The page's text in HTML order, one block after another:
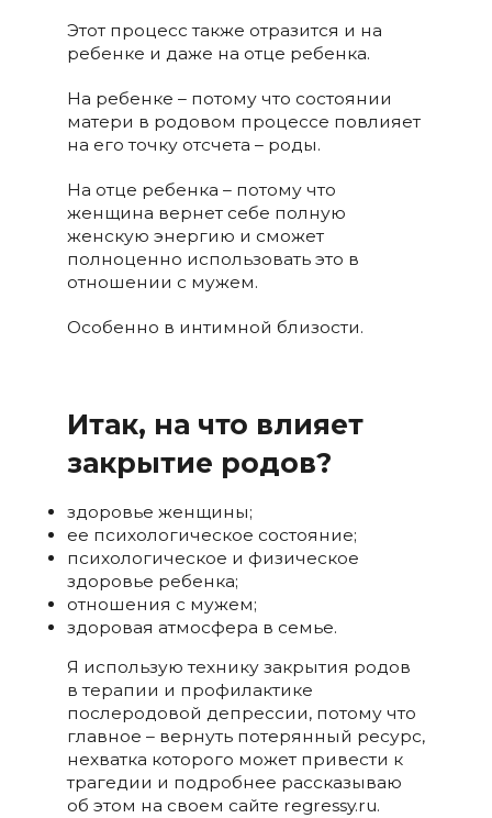
Этот процесс также отразится и на
ребенке и даже на отце ребенка.
На ребенке – потому что состоянии
матери в родовом процессе повлияет
на его точку отсчета – роды.
На отце ребенка – потому что
женщина вернет себе полную
женскую энергию и сможет
полноценно использовать это в
отношении с мужем.
Особенно в интимной близости.
Итак, на что влияет
закрытие родов?
здоровье женщины;
ее психологическое состояние;
психологическое и физическое
здоровье ребенка;
отношения с мужем;
здоровая атмосфера в семье.
Я использую технику закрытия родов
в терапии и профилактике
послеродовой депрессии, потому что
главное – вернуть потерянный ресурс,
нехватка которого может привести к
трагедии и подробнее рассказываю
об этом на своем сайте regressy.ru.